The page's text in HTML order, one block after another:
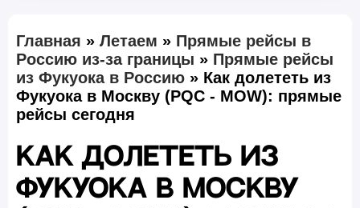
Главная » Летаем » Прямые рейсы в
Россию из-за границы » Прямые рейсы
из Фукуока в Россию » Как долететь из
Фукуока в Москву (PQC - MOW): прямые
рейсы сегодня
Как долететь из
Фукуока в Москву